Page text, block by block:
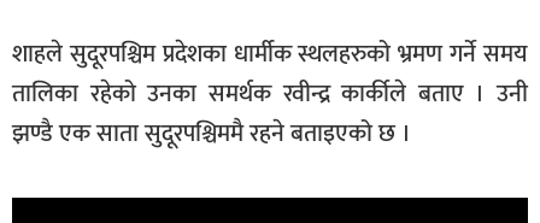
शाहले सुदूरपश्चिम प्रदेशका धार्मीक स्थलहरुको भ्रमण गर्ने समय
तालिका रहेको उनका समर्थक रवीन्द्र कार्कीले बताए । उनी
झण्डै एक साता सुदूरपश्चिममै रहने बताइएको छ ।